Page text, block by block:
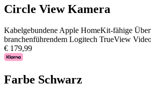
Circle View Kamera
Kabelgebundene Apple HomeKit-fähige
branchenführendem Logitech TrueView
€ 179,99
Farbe Schwarz